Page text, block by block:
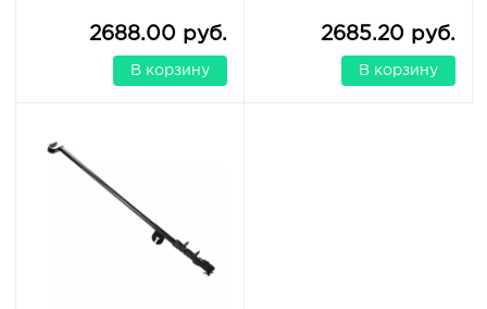
2688.00 руб.
В корзину
2685.20 руб.
В корзину